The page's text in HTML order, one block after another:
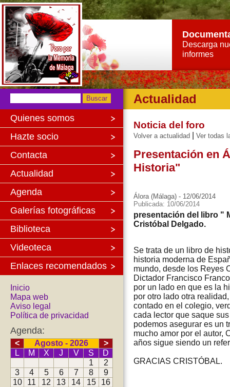
Descarga
informes
Quienes somos
Hazte socio
Contacta
Actualidad
Agenda
Galerías fotográficas
Biblioteca
Videoteca
Enlaces recomendados
Inicio
Mapa web
Aviso legal
Política de privacidad
Agenda:
< Agosto - 2026
>
L
M X J V S
D
1
2
3
4 5 6 7 8
9
10
11 12 13 14 15
16
Actualidad
Noticia del foro
Volver a actualidad Ver todas
Presentación en
Historia"
Álora (Málaga) - 12/06/2014
Publicada: 10/06/2014
presentación del libro "
Cristóbal Delgado.
Se trata de un libro de
historia moderna de
mundo, desde los Reyes
Dictador Francisco
por un lado en que es la
por otro lado otra
contado en el colegio,
cada lector que saque
podemos asegurar es un
mucho amor por el autor,
años sigue siendo un
GRACIAS CRISTÓBAL.